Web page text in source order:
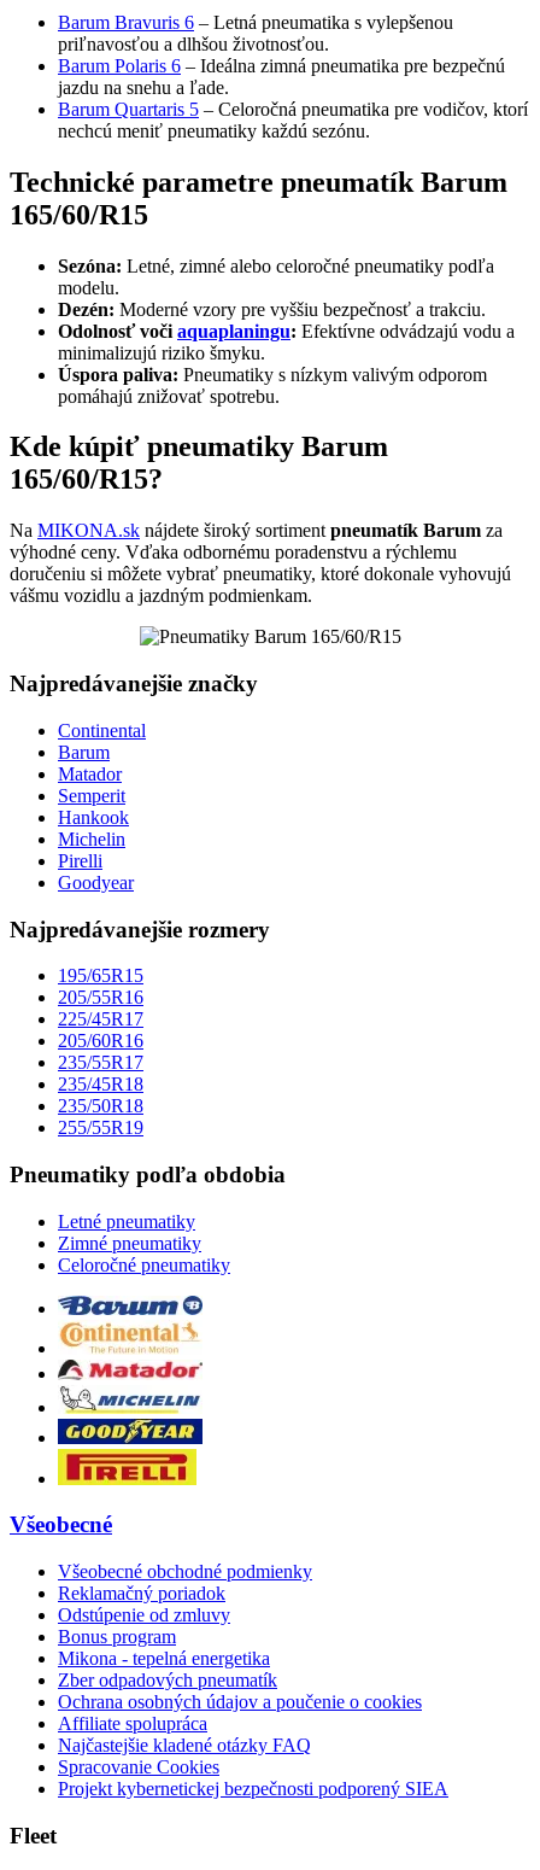
Barum Bravuris 6 – Letná pneumatika s vylepšenou
priľnavosťou a dlhšou životnosťou.
Barum Polaris 6 – Ideálna zimná pneumatika pre bezpečnú
jazdu na snehu a ľade.
Barum Quartaris 5 – Celoročná pneumatika pre vodičov, ktorí
nechcú meniť pneumatiky každú sezónu.
Technické parametre pneumatík Barum
165/60/R15
Sezóna: Letné, zimné alebo celoročné pneumatiky podľa
modelu.
Dezén: Moderné vzory pre vyššiu bezpečnosť a trakciu.
Odolnosť voči aquaplaningu: Efektívne odvádzajú vodu a
minimalizujú riziko šmyku.
Úspora paliva: Pneumatiky s nízkym valivým odporom
pomáhajú znižovať spotrebu.
Kde kúpiť pneumatiky Barum
165/60/R15?
Na MIKONA.sk nájdete široký sortiment pneumatík Barum za
výhodné ceny. Vďaka odbornému poradenstvu a rýchlemu
doručeniu si môžete vybrať pneumatiky, ktoré dokonale vyhovujú
vášmu vozidlu a jazdným podmienkam.
Najpredávanejšie značky
Continental
Barum
Matador
Semperit
Hankook
Michelin
Pirelli
Goodyear
Najpredávanejšie rozmery
195/65R15
205/55R16
225/45R17
205/60R16
235/55R17
235/45R18
235/50R18
255/55R19
Pneumatiky podľa obdobia
Letné pneumatiky
Zimné pneumatiky
Celoročné pneumatiky
Všeobecné
Všeobecné obchodné podmienky
Reklamačný poriadok
Odstúpenie od zmluvy
Bonus program
Mikona - tepelná energetika
Zber odpadových pneumatík
Ochrana osobných údajov a poučenie o cookies
Affiliate spolupráca
Najčastejšie kladené otázky FAQ
Spracovanie Cookies
Projekt kybernetickej bezpečnosti podporený SIEA
Fleet